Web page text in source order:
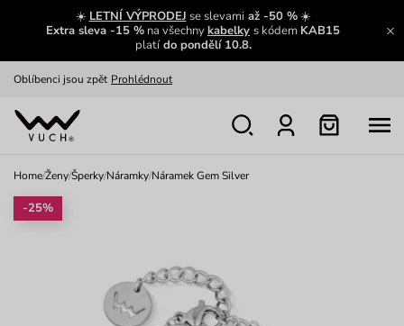
☀️ LETNÍ VÝPRODEJ se slevamiaž -50 %☀️
Extra sleva -15 % na všechnykabelky s kódem KAB15
platído pondělí 10.8.
Výměna a vrácení zdarma Zobrazit
Oblíbenci jsou zpět Prohlédnout
Home/Ženy/Šperky/Náramky/Náramek Gem Silver
-25%